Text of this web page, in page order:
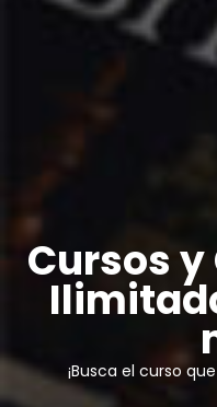
Cursos
¡Busca el curso